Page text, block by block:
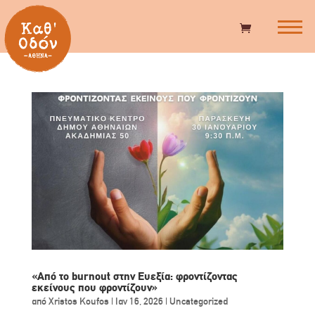
«Από το burnout στην Ευεξία: φροντίζοντας
εκείνους που φροντίζουν»
απόXristos Koufos| Ιαν 16, 2026| Uncategorized